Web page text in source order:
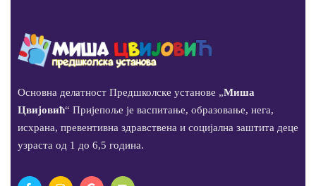
Основна делатност Предшколске установе „Миша
Цвијовић“ Пријепоље је васпитање, образовање, нега,
исхрана, превентивна здравствена и социјална заштита деце
узраста од 1 до 6,5 година.